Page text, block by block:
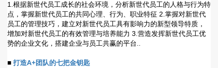
1.根据新世代员工成长的社会环境，分析新世代员工的人格与行为特
点，掌握新世代员工的共同心理、行为、职业特征 2.掌握对新世代
员工的管理技巧，建立对新世代员工具有影响力的新型领导特质，
增加对新世代员工的有效管理与培养能力 3.营造发挥新世代员工优
势的企业文化，搭建企业与员工共赢的平台..
■ 打造A+团队的七把金钥匙